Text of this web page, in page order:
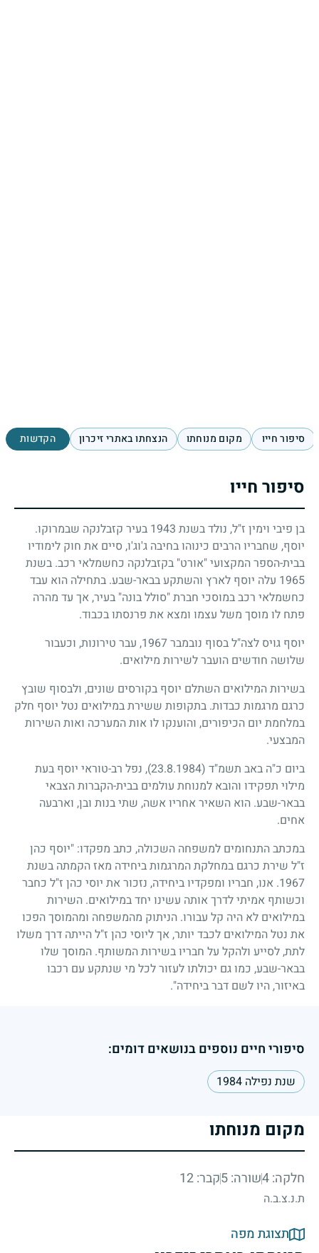
סיפור חייו מקום מנוחתו הנצחתו באתרי זיכרון הקדשות
סיפור חייו
בן פיבי וימין ז"ל, נולד בשנת 1943 בעיר קזבלנקה שבמרוקו.
יוסף, שחבריו הרבים כינוהו בחיבה ג'וג'ו, סיים את חוק לימודיו
בבית-הספר המקצועי "אורט" בקזבלנקה כחשמלאי רכב. בשנת
1965 עלה יוסף לארץ והשתקע בבאר-שבע. בתחילה הוא עבד
כחשמלאי רכב במוסכי חברת "סולל בונה" בעיר, אך עד מהרה
פתח לו מוסך משל עצמו ומצא את פרנסתו בכבוד.
יוסף גויס לצה"ל בסוף נובמבר1967, עבר טירונות, וכעבור
שלושה חודשים הועבר לשירות מילואים.
בשירות המילואים השתלם יוסף בקורסים שונים, ולבסוף שובץ
כרגם מרגמות כבדות. בתקופות ששירת במילואים נטל יוסף חלק
במלחמת יום הכיפורים, והוענקו לו אות המערכה ואות השירות
המבצעי.
ביום כ"ה באב תשמ"ד (23.8.1984)
, נפל רב-טוראי יוסף בעת
מילוי תפקידו והובא למנוחת עולמים בבית-הקברות הצבאי
בבאר-שבע. הוא השאיר אחריו אשה, שתי בנות ובן, וארבעה
אחים.
במכתב התנחומים למשפחה השכולה, כתב מפקדו: "יוסף כהן
ז"ל שירת כרגם במחלקת המרגמות ביחידה מאז הקמתה בשנת
1967. אנו, חבריו ומפקדיו ביחידה, נזכור את יוסי כהן ז"ל כחבר
וכשותף אמיתי לדרך אותה עשינו יחד במילואים. השירות
במילואים לא היה קל עבורו. הניתוק מהמשפחה ומהמוסך הפכו
את נטל המילואים לכבד יותר, אך ליוסי כהן ז"ל הייתה דרך משלו
לתת, לסייע ולהקל על חבריו בשירות המשותף. המוסך שלו
בבאר-שבע, כמו גם יכולתו לעזור לכל מי שנתקע עם רכבו
באיזור, היו לשם דבר ביחידה".
סיפורי חיים נוספים בנושאים דומים:
שנת נפילה 1984
מקום מנוחתו
חלקה: 4 שורה: 5 קבר: 12
ת.נ.צ.ב.ה
תצוגת מפה